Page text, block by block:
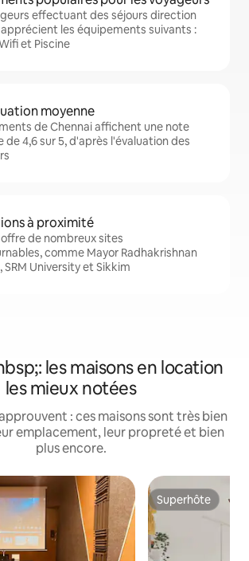
effectuant des séjours direction
les équipements suivants :
et Piscine
moyenne
de Chennai affichent une note
de 4,6 sur 5, d'après l'évaluation des
à proximité
de nombreux sites
comme Mayor Radhakrishnan
SRM University et Sikkim
les maisons en location
les mieux notées
: ces maisons sont très bien
emplacement, leur propreté et bien
plus encore.
Superhôte
Superhôte